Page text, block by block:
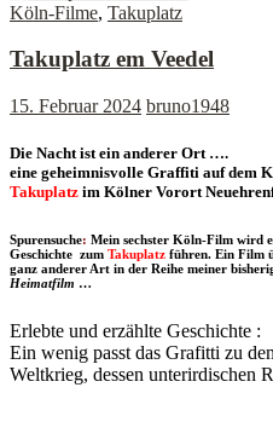
Köln-Filme, Takuplatz
Takuplatz em Veedel
15. Februar 2024 bruno1948
Die Nacht ist ein anderer Ort ….
eine geheimnisvolle Graffiti auf dem
Takuplatz im Kölner Vorort
Spurensuche: Mein sechster Köln-Film wird
Geschichte zum Takuplatz führen. Ein Film
ganz anderer Art in der Reihe meiner
Heimatfilm …
Erlebte und erzählte Geschichte :
Ein wenig passt das Grafitti zu
Weltkrieg, dessen unterirdischen